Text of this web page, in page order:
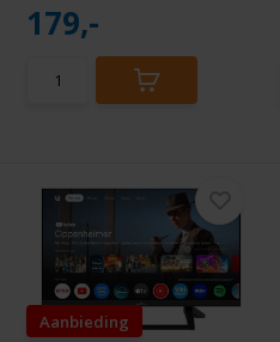
179,-
Aanbieding